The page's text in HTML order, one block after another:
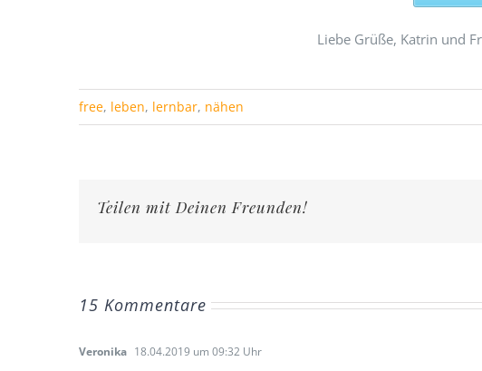
Liebe Grüße, Katrin und
free, leben, lernbar, nähen
Teilen mit Deinen Freunden!
15 Kommentare
Veronika 18.04.2019 um 09:32 Uhr